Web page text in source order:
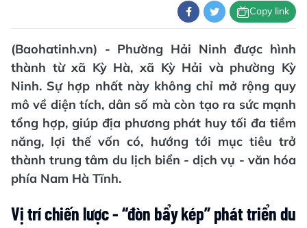
Copy link
(Baohatinh.vn) - Phường Hải Ninh được hình
thành từ xã Kỳ Hà, xã Kỳ Hải và phường Kỳ
Ninh. Sự hợp nhất này không chỉ mở rộng quy
mô về diện tích, dân số mà còn tạo ra sức mạnh
tổng hợp, giúp địa phương phát huy tối đa tiềm
năng, lợi thế vốn có, hướng tới mục tiêu trở
thành trung tâm du lịch biển - dịch vụ - văn hóa
phía Nam Hà Tĩnh.
Vị trí chiến lược-“đòn bẩy kép” phát triển du